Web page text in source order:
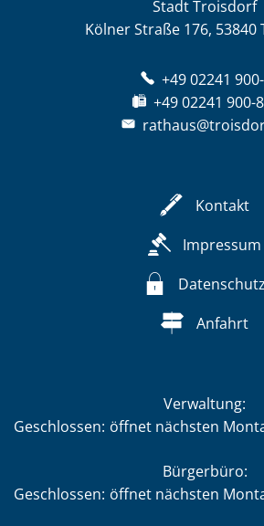
Stadt Troisdorf
Kölner Straße 176,
+49 02241
+49 02241 900-
Kontakt
Impressum
Datenschutz
Anfahrt
Verwaltung:
Klicken, um weitere Öffnungs- oder
Geschlossen: öffnet nächsten
Bürgerbüro:
Klicken, um weitere Öffnungs- oder
Geschlossen: öffnet nächsten